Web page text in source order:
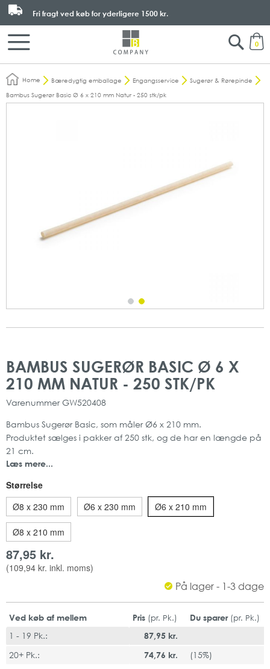
0
Fri fragt ved køb for yderligere 1500 kr.
Search
Home Bæredygtig emballage Engangsservice
Sugerør & Rørepinde
Bambus Sugerør Basic Ø 6 x 210 mm Natur - 250 stk/pk
BAMBUS SUGERØR BASIC Ø 6 X
210 MM NATUR - 250 STK/PK
Varenummer GW520408
Bambus Sugerør Basic, som måler Ø6 x 210 mm.
Produktet sælges i pakker af 250 stk, og de har en længde på
21 cm.
Sugerøret kan bruges til temperaturer fra -5º C til +90º C.
Der er tale om et miljøvenligt sugerør som er lavet af biomasse
og kan komposteres.
Fremstillingen af sugerøret kræver ingen skadelige kemikalier
og forurener derfor ikke.
Disse sugerør er behagelige, fleksible samt holdbare til kolde
og varme drikke.
Sugerørene forbliver smagsneutrale når de kommer i kontakt
Det er et genanvendeligt sugerør, som kan tåle over 25
maskinopvaske.
Produktet er 100% fri for plastik og er biologisk nedbrydelige.
Læs mere...
Størrelse
Ø8 x 230 mm
Ø6 x 230 mm Ø6 x 210 mm
Ø8 x 210 mm
87,95 kr.
(109,94 kr. inkl. moms)
På lager - 1-3 dage
Ved køb af mellem Pris (pr. Pk.) Du sparer (pr. Pk.)
1 - 19 Pk.:
87,95 kr.
20+ Pk.:
74,76 kr. (15%)
slutningen
af
starten
af